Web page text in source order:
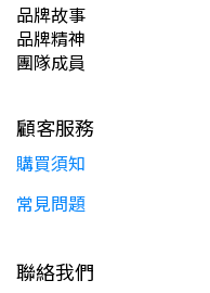
品牌故事
品牌精神
團隊成員
顧客服務
購買須知
常見問題
聯絡我們